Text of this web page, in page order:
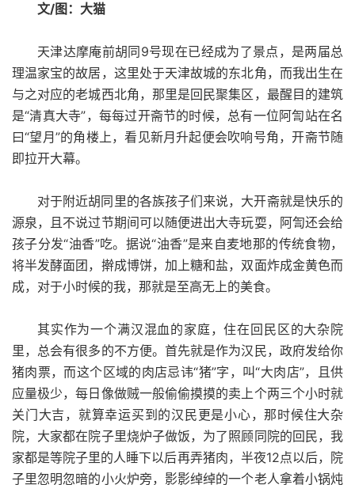
文/图：大猫
天津达摩庵前胡同9号现在已经成为了景点，是两届总
理温家宝的故居，这里处于天津故城的东北角，而我出生在
与之对应的老城西北角，那里是回民聚集区，最醒目的建筑
是“清真大寺”，每每过开斋节的时候，总有一位阿訇站在名
曰“望月”的角楼上，看见新月升起便会吹响号角，开斋节随
即拉开大幕。
对于附近胡同里的各族孩子们来说，大开斋就是快乐的
源泉，且不说过节期间可以随便进出大寺玩耍，阿訇还会给
孩子分发“油香”吃。据说“油香”是来自麦地那的传统食物，
将半发酵面团，擀成博饼，加上糖和盐，双面炸成金黄色而
成，对于小时候的我，那就是至高无上的美食。
其实作为一个满汉混血的家庭，住在回民区的大杂院
里，总会有很多的不方便。首先就是作为汉民，政府发给你
猪肉票，而这个区域的肉店忌讳“猪”字，叫“大肉店”，且供
应量极少，每日像做贼一般偷偷摸摸的卖上个两三个小时就
关门大吉，就算幸运买到的汉民更是小心，那时候住大杂
院，大家都在院子里烧炉子做饭，为了照顾同院的回民，我
家都是等院子里的人睡下以后再弄猪肉，半夜12点以后，院
子里忽明忽暗的小火炉旁，影影绰绰的一个老人拿着小锅炖